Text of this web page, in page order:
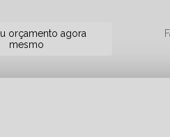
orçamento agora
mesmo